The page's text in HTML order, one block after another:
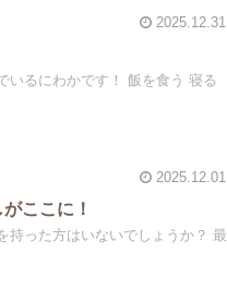
2025.12.31
いるにわかです！ 飯を食う 寝る
2025.12.01
ここに！
持った方はいないでしょうか？ 最